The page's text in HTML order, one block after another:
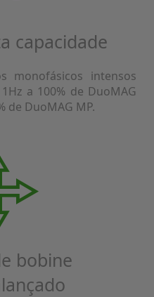
capacidade
monofásicos intensos
a 100% de DuoMAG
de DuoMAG MP.
bobine